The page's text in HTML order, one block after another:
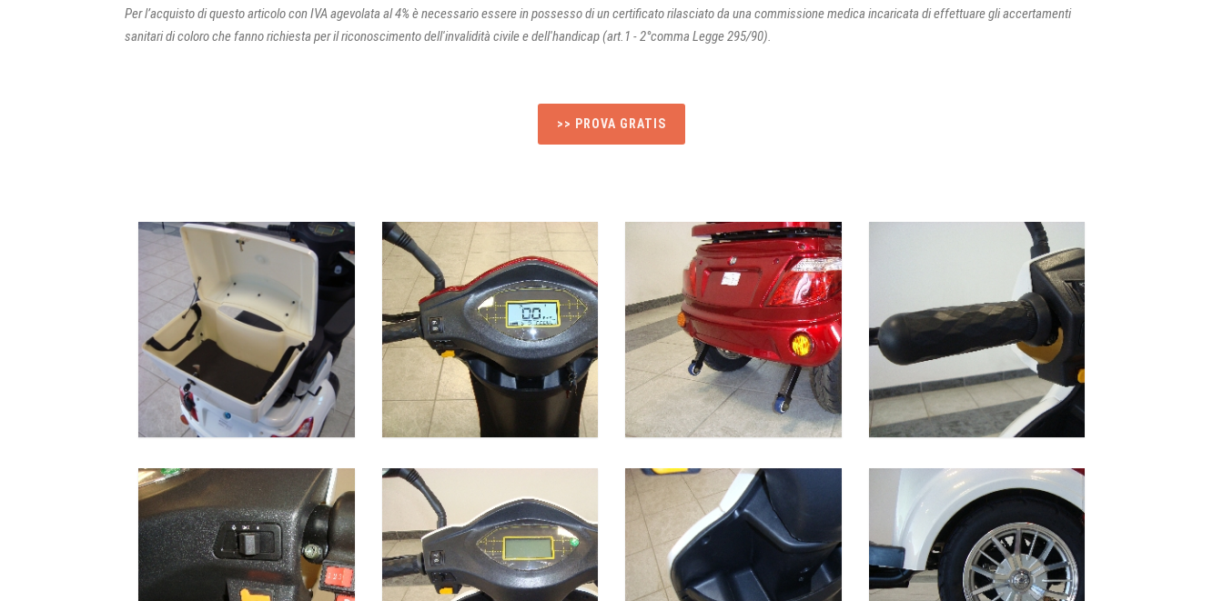
Per l’acquisto di questo articolo con IVA agevolata al 4% è necessario essere in possesso di un certificato rilasciato da una commissione medica incaricata di effettuare gli accertamenti
sanitari di coloro che fanno richiesta per il riconoscimento dell'invalidità civile e dell'handicap (art.1 - 2°comma Legge 295/90).
>> PROVA GRATIS